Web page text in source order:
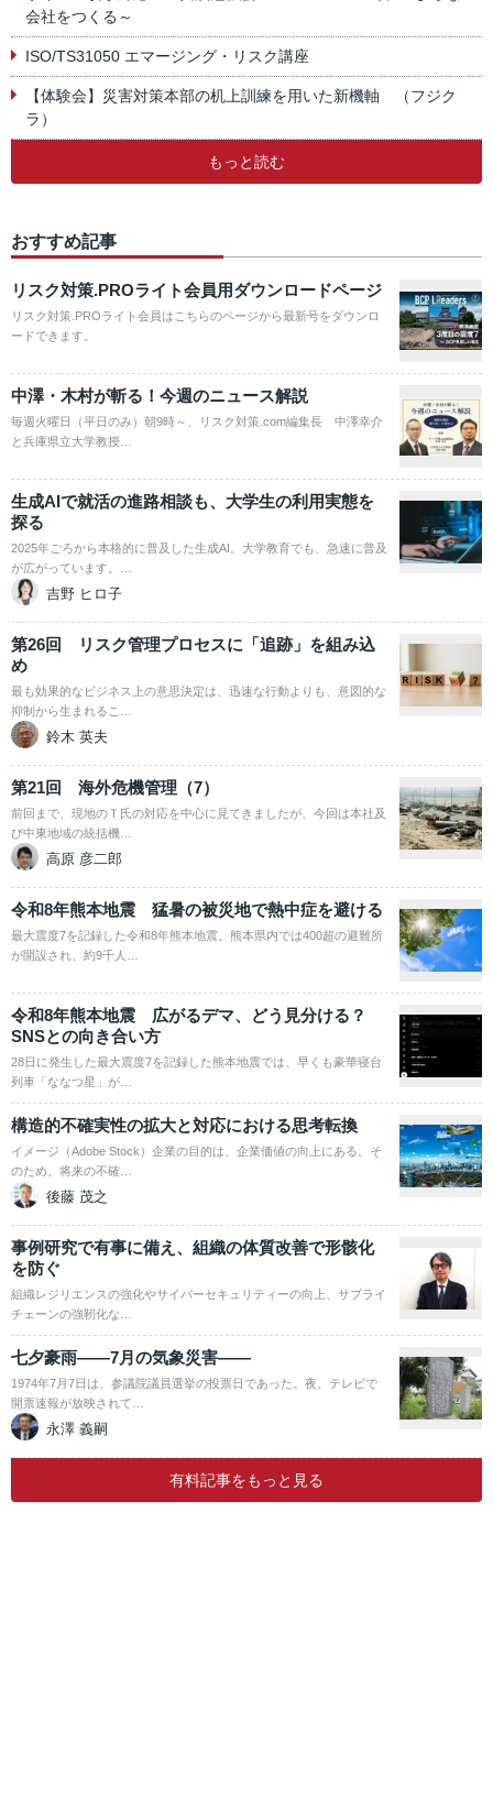
会社をつくる～
ISO/TS31050 エマージング・リスク講座
【体験会】災害対策本部の机上訓練を用いた新機軸 （フジク
ラ）
もっと読む
おすすめ記事
リスク対策.PROライト会員用ダウンロードページ
リスク対策.PROライト会員はこちらのページから最新号をダウンロ
ードできます。
中澤・木村が斬る！今週のニュース解説
毎週火曜日（平日のみ）朝9時～、リスク対策.com編集長 中澤幸介
と兵庫県立大学教授…
生成AIで就活の進路相談も、大学生の利用実態を
探る
2025年ごろから本格的に普及した生成AI。大学教育でも、急速に普及
が広がっています。…
吉野 ヒロ子
第26回 リスク管理プロセスに「追跡」を組み込
め
最も効果的なビジネス上の意思決定は、迅速な行動よりも、意図的な
抑制から生まれるこ…
鈴木 英夫
第21回 海外危機管理（7）
前回まで、現地のＴ氏の対応を中心に見てきましたが、今回は本社及
び中東地域の統括機…
高原 彦二郎
令和8年熊本地震 猛暑の被災地で熱中症を避ける
最大震度7を記録した令和8年熊本地震。熊本県内では400超の避難所
が開設され、約9千人…
令和8年熊本地震 広がるデマ、どう見分ける？
SNSとの向き合い方
28日に発生した最大震度7を記録した熊本地震では、早くも豪華寝台
列車「ななつ星」が…
構造的不確実性の拡大と対応における思考転換
イメージ（Adobe Stock）企業の目的は、企業価値の向上にある。そ
のため、将来の不確…
後藤 茂之
事例研究で有事に備え、組織の体質改善で形骸化
を防ぐ
組織レジリエンスの強化やサイバーセキュリティーの向上、サプライ
チェーンの強靭化な…
七夕豪雨――7月の気象災害――
1974年7月7日は、参議院議員選挙の投票日であった。夜、テレビで
開票速報が放映されて…
永澤 義嗣
有料記事をもっと見る